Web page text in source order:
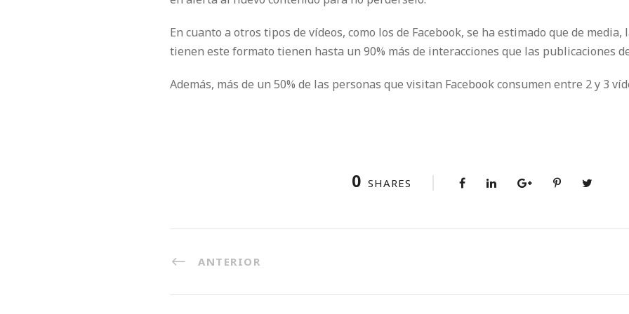
En cuanto a otros tipos de vídeos, como los de Facebook, se ha estimado que de
tienen este formato tienen hasta un 90% más de interacciones que las publicaciones
Además, más de un 50% de las personas que visitan Facebook consumen entre 2 y 3
0 SHARES
ANTERIOR